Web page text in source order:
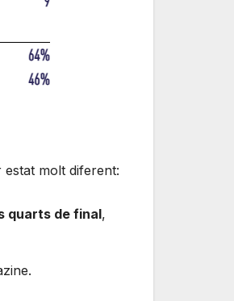
molt diferent:
quarts de final,